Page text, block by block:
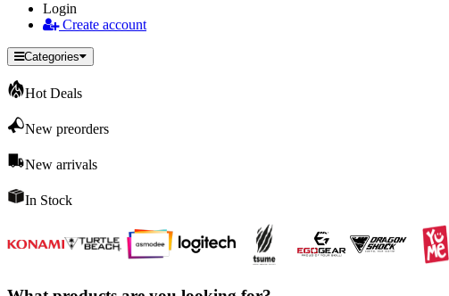
Login
Create account
Categories
Hot Deals
New preorders
New arrivals
In Stock